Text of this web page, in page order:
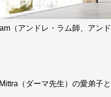
（アンドレ・ラム師、アン
（ダーマ先生）の愛弟子